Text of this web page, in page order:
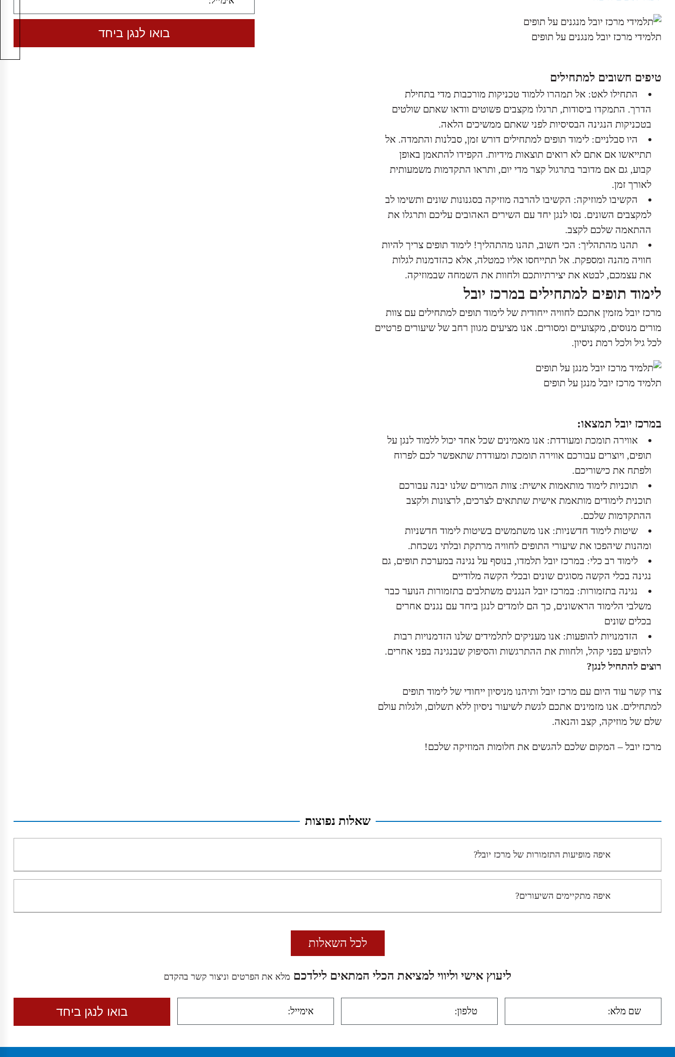
תלמידי מרכז יובל מנגנים על תופים
טיפים חשובים למתחילים
התחילו לאט: אל תמהרו ללמוד טכניקות מורכבות מדי בתחילת
הדרך. התמקדו ביסודות, תרגלו מקצבים פשוטים וודאו שאתם שולטים
בטכניקות הנגינה הבסיסיות לפני שאתם ממשיכים הלאה.
היו סבלניים: לימוד תופים למתחילים דורש זמן, סבלנות והתמדה. אל
תתייאשו אם אתם לא רואים תוצאות מידיות. הקפידו להתאמן באופן
קבוע, גם אם מדובר בתרגול קצר מדי יום, ותראו התקדמות משמעותית
לאורך זמן.
הקשיבו למוזיקה: הקשיבו להרבה מוזיקה בסגנונות שונים ותשימו לב
למקצבים השונים. נסו לנגן יחד עם השירים האהובים עליכם ותרגלו את
ההתאמה שלכם לקצב.
תהנו מהתהליך: הכי חשוב, תהנו מהתהליך! לימוד תופים צריך להיות
חוויה מהנה ומספקת. אל תתייחסו אליו כמטלה, אלא כהזדמנות לגלות
את עצמכם, לבטא את יצירתיותכם ולחוות את השמחה שבמוזיקה.
לימוד תופים למתחילים במרכז יובל
מרכז יובל מזמין אתכם לחוויה ייחודית של לימוד תופים למתחילים עם צוות
מורים מנוסים, מקצועיים ומסורים. אנו מציעים מגוון רחב של שיעורים פרטיים
לכל גיל ולכל רמת ניסיון.
תלמיד מרכז יובל מנגן על תופים
במרכז יובל תמצאו:
אווירה תומכת ומעודדת: אנו מאמינים שכל אחד יכול ללמוד לנגן על
תופים, ויוצרים עבורכם אווירה תומכת ומעודדת שתאפשר לכם לפרוח
ולפתח את כישוריכם.
תוכניות לימוד מותאמות אישית: צוות המורים שלנו יבנה עבורכם
תוכנית לימודים מותאמת אישית שתתאים לצרכים, לרצונות ולקצב
ההתקדמות שלכם.
שיטות לימוד חדשניות: אנו משתמשים בשיטות לימוד חדשניות
ומהנות שיהפכו את שיעורי התופים לחוויה מרתקת ובלתי נשכחת.
לימוד רב כלי: במרכז יובל תלמדו, בנוסף על נגינה במערכת תופים, גם
נגינה בכלי הקשה מסוגים שונים ובכלי הקשה מלודיים
נגינה בתזמורות: במרכז יובל הנגנים משתלבים בתזמורות הנוער כבר
משלבי הלימוד הראשונים, כך הם לומדים לנגן ביחד עם נגנים אחרים
בכלים שונים
הזדמנויות להופעות: אנו מעניקים לתלמידים שלנו הזדמנויות רבות
להופיע בפני קהל, ולחוות את ההתרגשות והסיפוק שבנגינה בפני אחרים.
רוצים להתחיל לנגן?
צרו קשר עוד היום עם מרכז יובל ותיהנו מניסיון ייחודי של לימוד תופים
למתחילים. אנו מזמינים אתכם לגשת לשיעור ניסיון ללא תשלום, ולגלות עולם
שלם של מוזיקה, קצב והנאה.
מרכז יובל – המקום שלכם להגשים את חלומות המוזיקה שלכם!
שאלות נפוצות
איפה מופיעות התזמורות של מרכז יובל?
איפה מתקיימים השיעורים?
לכל השאלות
ליעוץ אישי וליווי למציאת הכלי המתאים לילדכם מלא את הפרטים וניצור קשר בהקדם